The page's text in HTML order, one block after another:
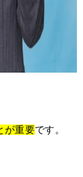
が重要です。